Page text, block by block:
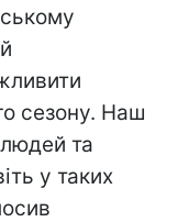
сезону. Наш
та
у таких